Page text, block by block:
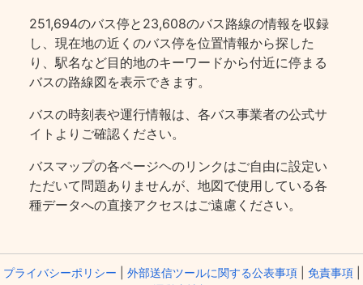
251,694のバス停と23,608のバス路線の情報を収録
し、現在地の近くのバス停を位置情報から探した
り、駅名など目的地のキーワードから付近に停まる
バスの路線図を表示できます。
バスの時刻表や運行情報は、各バス事業者の公式サ
イトよりご確認ください。
バスマップの各ページヘのリンクはご自由に設定い
ただいて問題ありませんが、地図で使用している各
種データへの直接アクセスはご遠慮ください。
プライバシーポリシー 外部送信ツールに関する公表事項| 免責事項|